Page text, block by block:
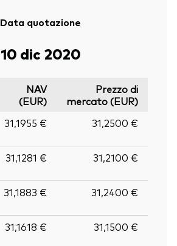
Data quotazione
10 dic 2020
NAV
(EUR)
Prezzo di
mercato (EUR)
31,1955 € 31,2500 €
31,1281 € 31,2100 €
31,1883 € 31,2400 €
31,1618 € 31,1500 €